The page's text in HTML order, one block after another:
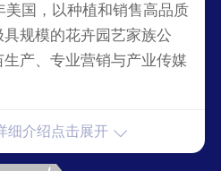
美国，以种植和销售高品质
规模的花卉园艺家族公
产、专业营销与产业传媒
细介绍点击展开